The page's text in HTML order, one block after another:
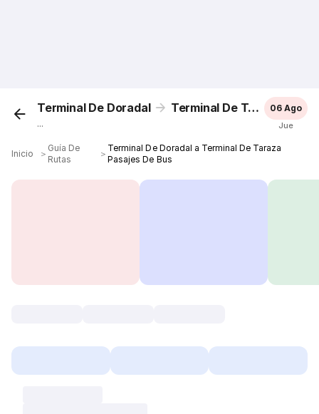
Terminal De Doradal Terminal De Taraza
...
06 Ago
Jue
Inicio ＞
Guía De
Rutas
＞
Terminal De Doradal a Terminal De Taraza
Pasajes De Bus